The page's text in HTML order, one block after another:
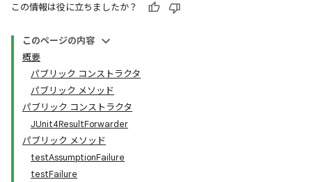
この情報は役に立ちましたか？
このページの内容
概要
パブリック コンストラクタ
パブリック メソッド
パブリック コンストラクタ
JUnit4ResultForwarder
パブリック メソッド
testAssumptionFailure
testFailure